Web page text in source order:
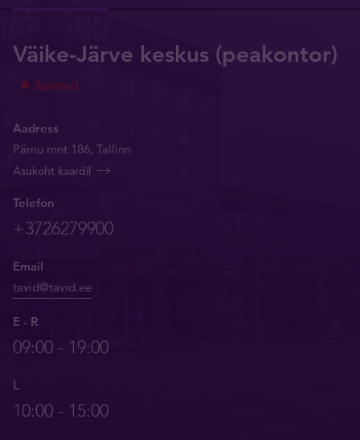
Väike-Järve keskus (peakontor)
Suletud
Aadress
Pärnu mnt 186, Tallinn
Asukoht kaardil
Telefon
+3726279900
Email
tavid@tavid.ee
E - R
09:00 - 19:00
L
10:00 - 15:00